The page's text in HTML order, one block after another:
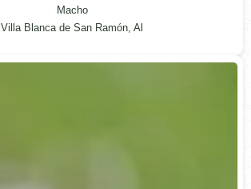
Macho
Villa Blanca de San Ramón, Al